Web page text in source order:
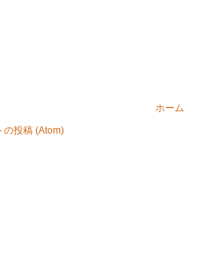
ホーム
の投稿 (Atom)